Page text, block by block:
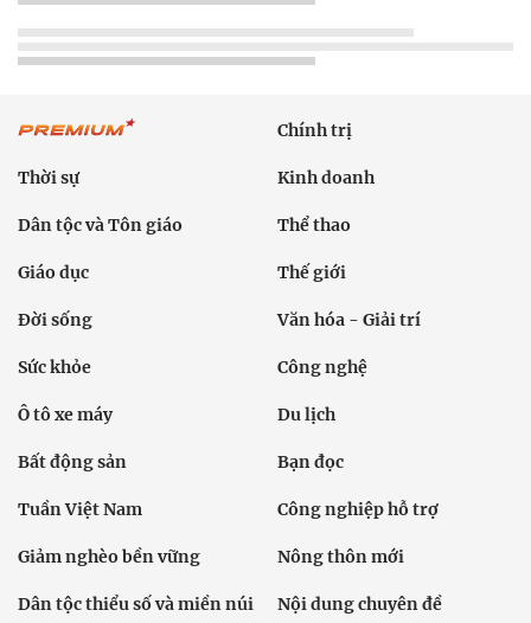
Chính trị
Thời sự Kinh doanh
Dân tộc và Tôn giáo Thể thao
Giáo dục Thế giới
Đời sống Văn hóa - Giải trí
Sức khỏe Công nghệ
Ô tô xe máy Du lịch
Bất động sản Bạn đọc
Tuần Việt Nam Công nghiệp hỗ trợ
Giảm nghèo bền vững Nông thôn mới
Dân tộc thiểu số và miền núi Nội dung chuyên đề